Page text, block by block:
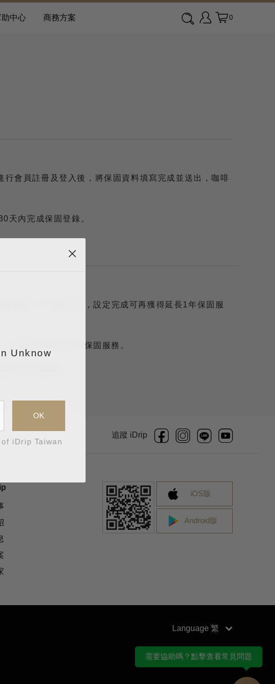
助中心 商務方案 0
會員註冊及登入後，將保固資料填寫完成並送出，咖啡
天內完成保固登錄。
啡機Wi-Fi網路設定，設定完成可再獲得延長1年保固服
即會自動延展至2年保固服務。
販售之咖啡機。
需要協助嗎？點擊查看常見問題
追蹤 iDrip
iOS版
Android版
Language
Unknow
OK
iDrip Taiwan